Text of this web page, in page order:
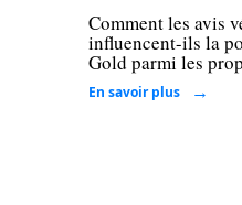
Comment les avis
influencent-ils la
Gold parmi les
En savoir plus